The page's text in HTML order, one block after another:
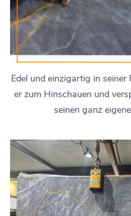
Edel und einzigartig in
er zum Hinschauen und
seinen ganz